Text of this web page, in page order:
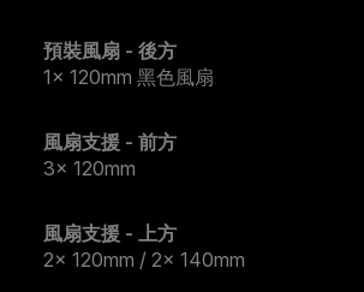
預裝風扇 - 後方
1x 120mm 黑色風扇
風扇支援 - 前方
3x 120mm
風扇支援 - 上方
2x 120mm / 2x 140mm